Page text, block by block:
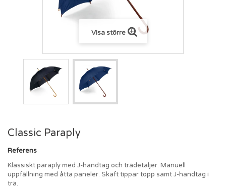
Visa större
Classic Paraply
Referens
Klassiskt paraply med J-handtag och trädetaljer. Manuell
uppfällning med åtta paneler. Skaft tippar topp samt J-handtag i
trä.